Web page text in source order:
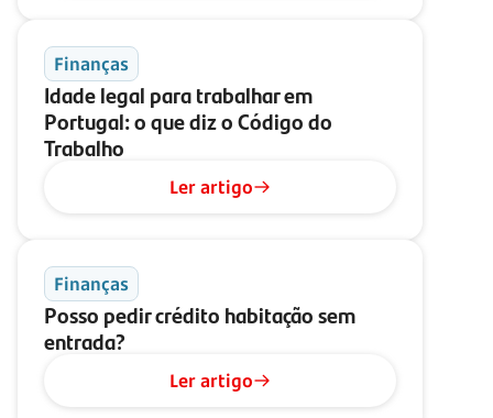
Finanças
Idade legal para trabalhar em
Portugal: o que diz o Código do
Trabalho
Ler artigo
Finanças
Posso pedir crédito habitação sem
entrada?
Ler artigo